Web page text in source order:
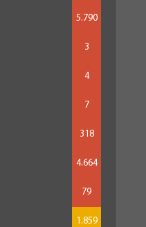
5.790
3
4
7
318
4.664
79
1.859